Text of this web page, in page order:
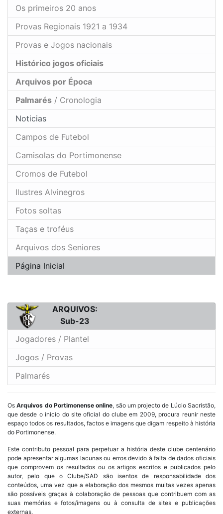
Os primeiros 20 anos
Provas Regionais 1921 a 1934
Provas e Jogos nacionais
Histórico jogos oficiais
Arquivos por Época
Palmarés / Cronologia
Noticias
Campos de Futebol
Camisolas do Portimonense
Cromos de Futebol
Ilustres Alvinegros
Fotos soltas
Taças e troféus
Arquivos dos Seniores
Página Inicial
ARQUIVOS:
Sub-23
Jogadores / Plantel
Jogos / Provas
Palmarés
OsArquivos do Portimonense online, são um projecto de Lúcio Sacristão,
que desde o inicio do site oficial do clube em 2009, procura reunir neste
espaço todos os resultados, factos e imagens que digam respeito à história
do Portimonense.
Este contributo pessoal para perpetuar a história deste clube centenário
pode apresentar algumas lacunas ou erros devido à falta de dados oficiais
que comprovem os resultados ou os artigos escritos e publicados pelo
autor, pelo que o Clube/SAD são isentos de responsabilidade dos
conteúdos, uma vez que a elaboração dos mesmos muitas vezes apenas
são possíveis graças à colaboração de pessoas que contribuem com as
suas memórias e fotos/imagens ou à consulta de sites e publicações
externas.